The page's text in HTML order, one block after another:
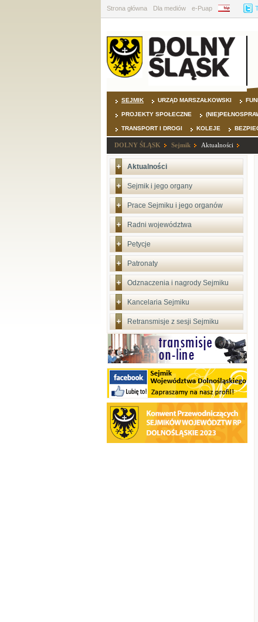
Strona główna Dla mediów e-Puap BIP
SEJMIK URZĄD MARSZAŁKOWSKI
PROJEKTY SPOŁECZNE
TRANSPORT I DROGI KOLEJE
DOLNY ŚLĄSK Sejmik Aktualności
Aktualności
Sejmik i jego organy
Prace Sejmiku i jego organów
Radni województwa
Petycje
Patronaty
Odznaczenia i nagrody Sejmiku
Kancelaria Sejmiku
Retransmisje z sesji Sejmiku